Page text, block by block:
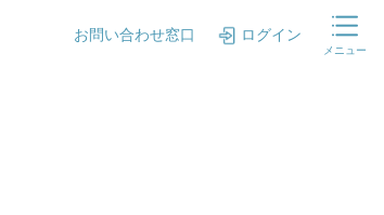
お問い合わせ窓口 ログイン
メニュー